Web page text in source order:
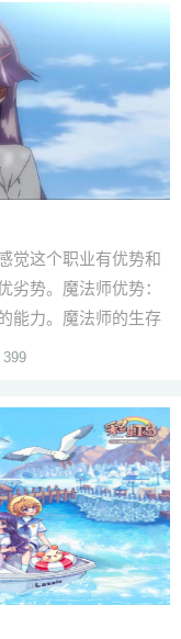
觉这个职业有优势和
劣势。魔法师优势：
能力。魔法师的生存
399